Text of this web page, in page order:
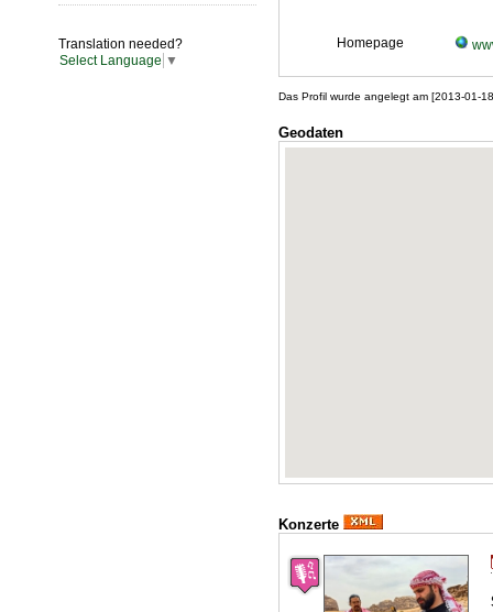
Translation needed?
Select Language ▼
Homepage
Das Profil wurde angelegt am [2013-01-
Geodaten
Konzerte